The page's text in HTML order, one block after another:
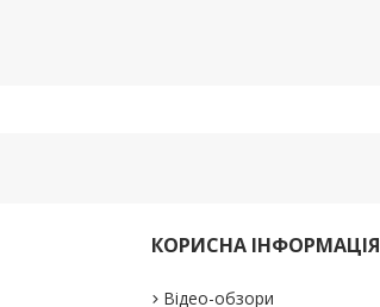
КОРИСНА ІНФОРМАЦІЯ
Відео-обзори